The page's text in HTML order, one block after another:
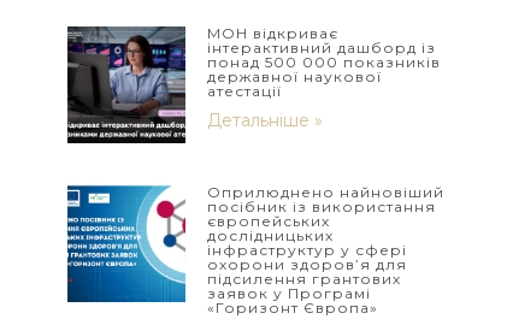
МОН відкриває
інтерактивний дашборд із
понад 500 000 показників
державної наукової
атестації
Детальніше »
Оприлюднено найновіший
посібник із використання
європейських
дослідницьких
інфраструктур у сфері
охорони здоров’я для
підсилення грантових
заявок у Програмі
«Горизонт Європа»